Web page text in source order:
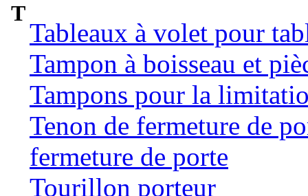
T
Tableaux à volet pour
Tampon à boisseau et
Tampons pour la
Tenon de fermeture de
fermeture de porte
Tourillon porteur